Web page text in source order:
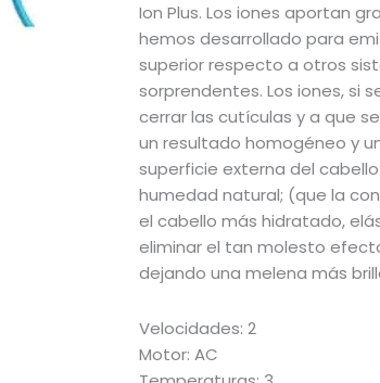
Ion Plus. Los iones aportan
hemos desarrollado para
superior respecto a otros
sorprendentes. Los iones, si
cerrar las cutículas y a que
un resultado homogéneo y
superficie externa del
humedad natural; (que la
el cabello más hidratado,
eliminar el tan molesto
dejando una melena más
Velocidades: 2
Motor: AC